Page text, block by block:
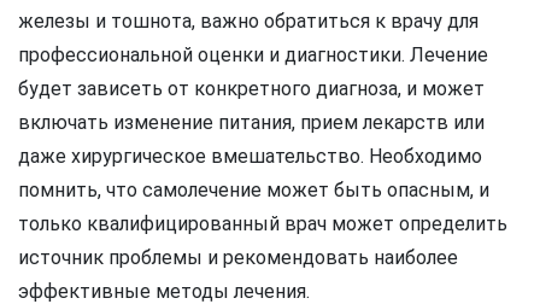
железы и тошнота, важно обратиться к врачу для
профессиональной оценки и диагностики. Лечение
будет зависеть от конкретного диагноза, и может
включать изменение питания, прием лекарств или
даже хирургическое вмешательство. Необходимо
помнить, что самолечение может быть опасным, и
только квалифицированный врач может определить
источник проблемы и рекомендовать наиболее
эффективные методы лечения.